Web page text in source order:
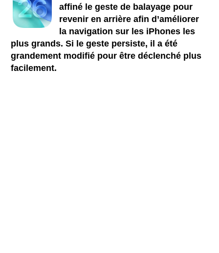
affiné le geste de balayage pour
revenir en arrière afin d’améliorer
la navigation sur les iPhones les
plus grands. Si le geste persiste, il a été
grandement modifié pour être déclenché plus
facilement.